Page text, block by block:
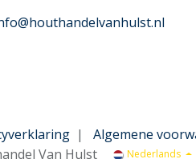
| Algemene
Van Hulst
Nederlands